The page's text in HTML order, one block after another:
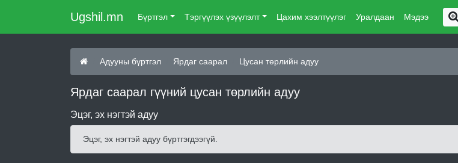
Ugshil.mn Бүртгэл Тэргүүлэх үзүүлэлт Цахим хээлтүүлэг Уралдаан Мэдээ
Адууны бүртгэл Ярдаг саарал Цусан төрлийн адуу
Ярдаг саарал гүүний цусан төрлийн адуу
Эцэг, эх нэгтэй адуу
Эцэг, эх нэгтэй адуу бүртгэгдээгүй.